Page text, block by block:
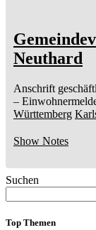
Neuthard
Anschrift
–
Württemberg
Show Notes
Suchen
Top Themen